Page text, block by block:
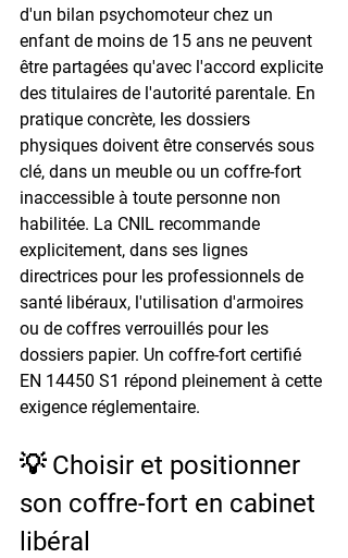
d'un bilan psychomoteur chez un
enfant de moins de 15 ans ne peuvent
être partagées qu'avec l'accord explicite
des titulaires de l'autorité parentale. En
pratique concrète, les dossiers
physiques doivent être conservés sous
clé, dans un meuble ou un coffre-fort
inaccessible à toute personne non
habilitée. La CNIL recommande
explicitement, dans ses lignes
directrices pour les professionnels de
santé libéraux, l'utilisation d'armoires
ou de coffres verrouillés pour les
dossiers papier. Un coffre-fort certifié
EN 14450 S1 répond pleinement à cette
exigence réglementaire.
💡 Choisir et positionner
son coffre-fort en cabinet
libéral